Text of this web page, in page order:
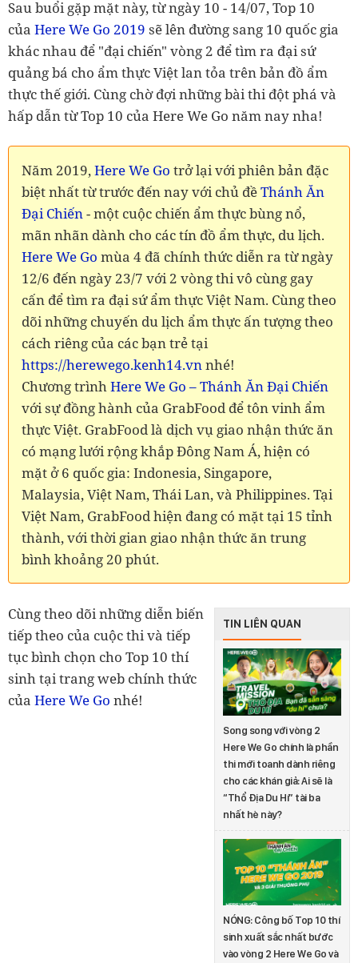
Sau buổi gặp mặt này, từ ngày 10 - 14/07, Top 10
của Here We Go 2019 sẽ lên đường sang 10 quốc gia
khác nhau để "đại chiến" vòng 2 để tìm ra đại sứ
quảng bá cho ẩm thực Việt lan tỏa trên bản đồ ẩm
thực thế giới. Cùng chờ đợi những bài thi đột phá và
hấp dẫn từ Top 10 của Here We Go năm nay nha!
Năm 2019,Here We Go trở lại với phiên bản đặc
biệt nhất từ trước đến nay với chủ đềThánh Ăn
Đại Chiến- một cuộc chiến ẩm thực bùng nổ,
mãn nhãn dành cho các tín đồ ẩm thực, du lịch.
Here We Go mùa 4 đã chính thức diễn ra từ ngày
12/6 đến ngày 23/7 với 2 vòng thi vô cùng gay
cấn để tìm ra đại sứ ẩm thực Việt Nam. Cùng theo
dõi những chuyến du lịch ẩm thực ấn tượng theo
cách riêng của các bạn trẻ tại
https://herewego.kenh14.vnnhé!
Chương trìnhHere We Go – Thánh Ăn Đại Chiến
với sự đồng hành của GrabFood để tôn vinh ẩm
thực Việt. GrabFood là dịch vụ giao nhận thức ăn
có mạng lưới rộng khắp Đông Nam Á, hiện có
mặt ở 6 quốc gia: Indonesia, Singapore,
Malaysia, Việt Nam, Thái Lan, và Philippines. Tại
Việt Nam, GrabFood hiện đang có mặt tại 15 tỉnh
thành, với thời gian giao nhận thức ăn trung
bình khoảng 20 phút.
TIN LIÊN QUAN
Song song với vòng 2
Here We Go chính là phần
thi mới toanh dành riêng
cho các khán giả: Ai sẽ là
“Thổ Địa Du Hí” tài ba
nhất hè này?
NÓNG: Công bố Top 10 thí
sinh xuất sắc nhất bước
vào vòng 2 Here We Go và
Cùng theo dõi những diễn biến
tiếp theo của cuộc thi và tiếp
tục bình chọn cho Top 10 thí
sinh tại trang web chính thức
của Here We Go nhé!